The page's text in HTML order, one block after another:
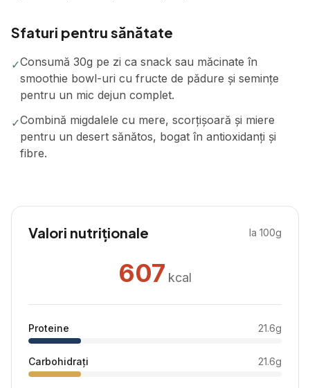
Sfaturi pentru sănătate
✓Consumă 30g pe zi ca snack sau măcinate în
smoothie bowl-uri cu fructe de pădure și semințe
pentru un mic dejun complet.
✓Combină migdalele cu mere, scorțișoară și miere
pentru un desert sănătos, bogat în antioxidanți și
fibre.
Valori nutriționale la 100g
607 kcal
Proteine 21.6g
Carbohidrați 21.6g